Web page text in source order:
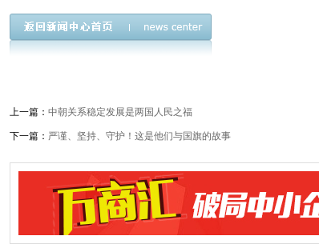
上一篇： 中朝关系稳定发展是两国人民之福
下一篇： 严谨、坚持、守护！这是他们与国旗的故事